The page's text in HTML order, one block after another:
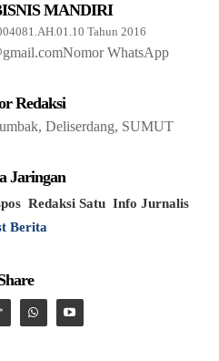
MANDIRI
Tahun 2016
Nomor WhatsApp
Redaksi
Deliserdang, SUMUT
Jaringan
Redaksi Satu Info Jurnalis
Berita